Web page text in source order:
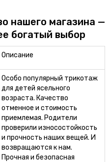
нашего магазина —
богатый выбор
Описание
Особо популярный трикотаж
для детей ясельного
возраста. Качество
отменное и стоимость
приемлемая. Родители
проверили износостойкость
и прочность наших вещей. И
возвращаются к нам.
Прочная и безопасная